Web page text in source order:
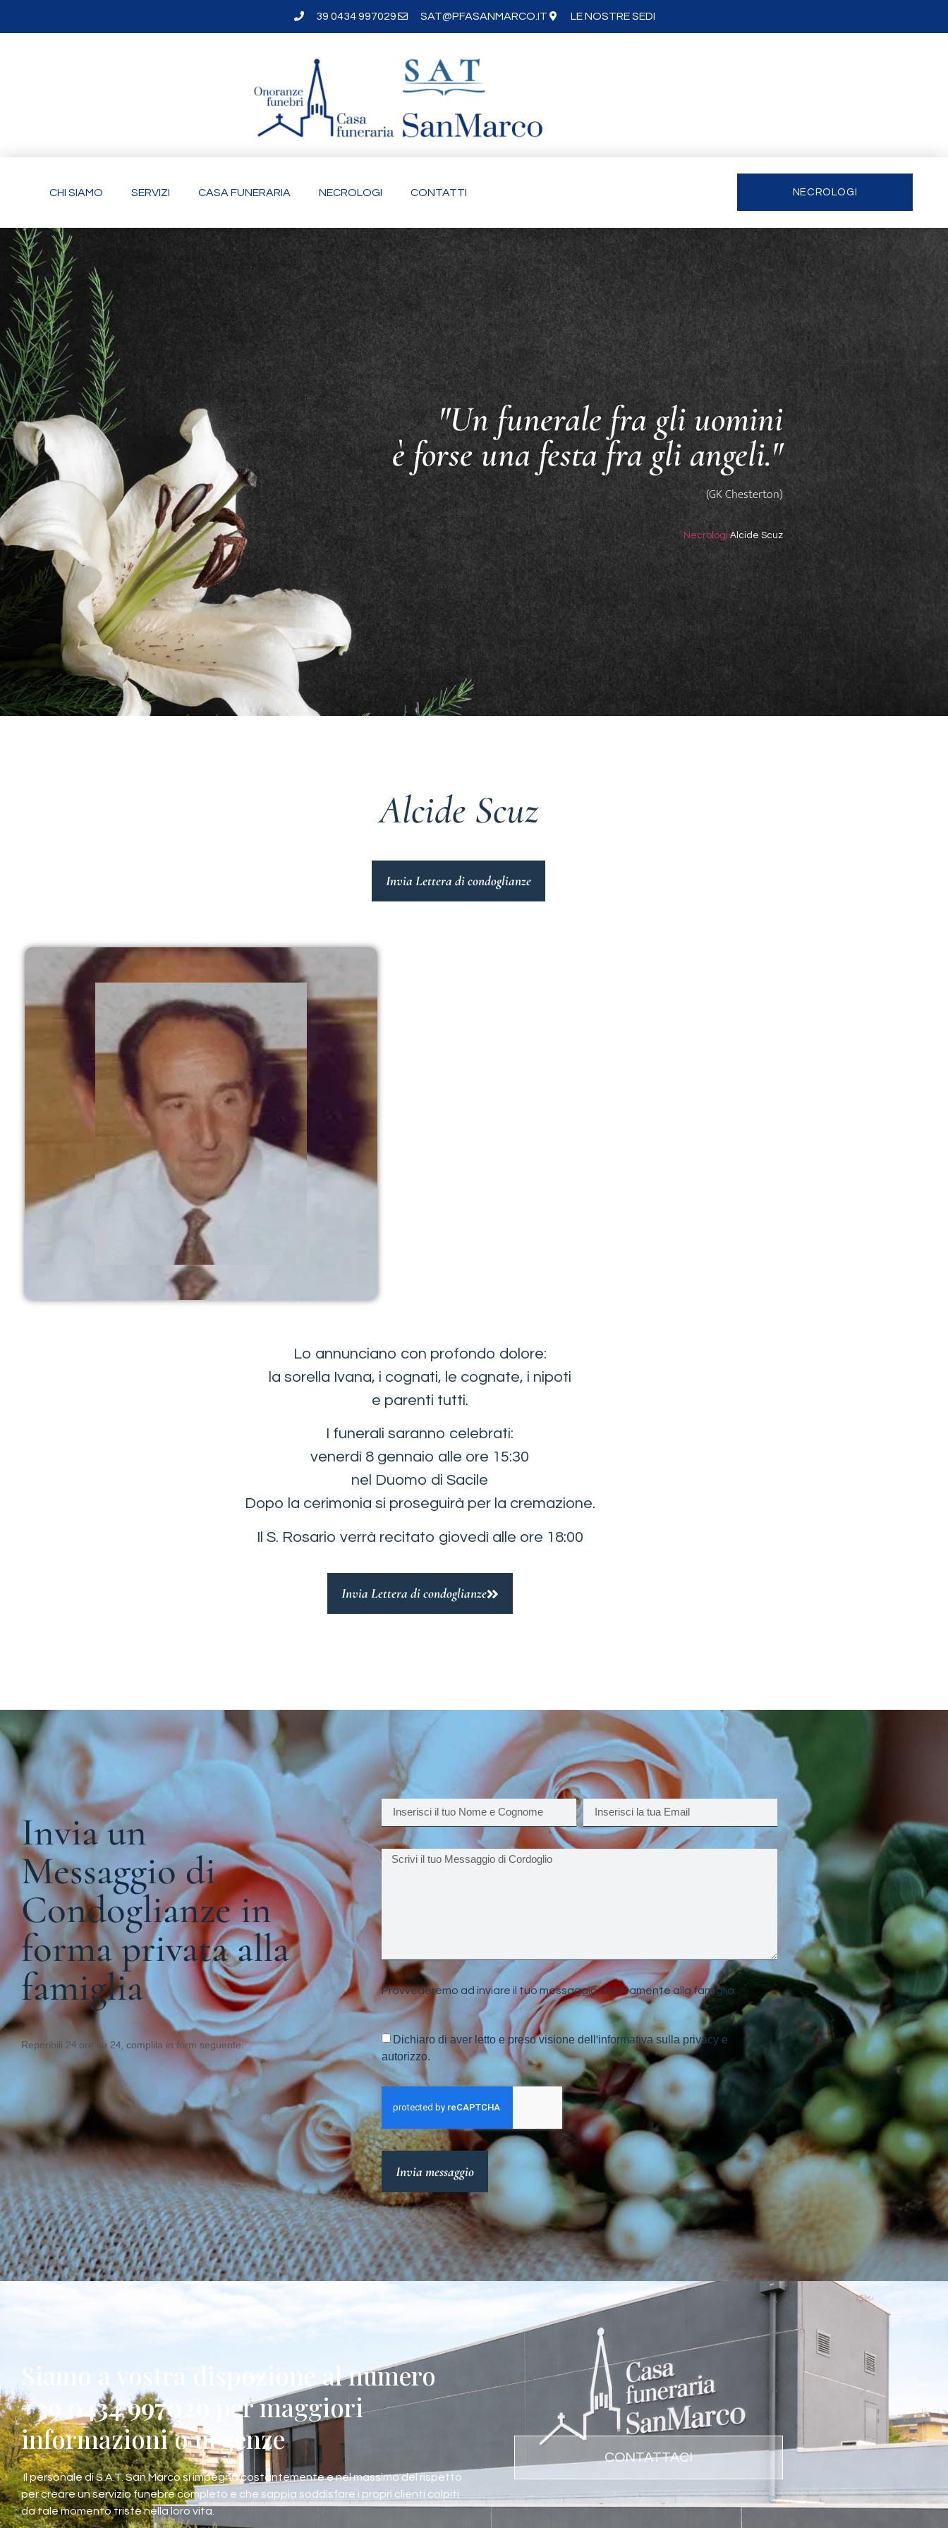
39 0434 997029 SAT@PFASANMARCO.IT LE NOSTRE SEDI
CHI SIAMO SERVIZI CASA FUNERARIA NECROLOGI CONTATTI NECROLOGI
"Un funerale fra gli uomini
è forse una festa fra gli angeli."
(GK Chesterton)
Necrologi Alcide Scuz
Alcide Scuz
Invia Lettera di condoglianze
Lo annunciano con profondo dolore:
la sorella Ivana, i cognati, le cognate, i nipoti
e parenti tutti.
I funerali saranno celebrati:
venerdì 8 gennaio alle ore 15:30
nel Duomo di Sacile
Dopo la cerimonia si proseguirà per la cremazione.
Il S. Rosario verrà recitato giovedì alle ore 18:00
Invia Lettera di condoglianze
Invia un
Messaggio di
Condoglianze in
forma privata alla
famiglia
Reperibili 24 ore su 24, complila in form seguente.
Provvederemo ad inviare il tuo messaggio direttamente alla famiglia.
Dichiaro di aver letto e preso visione dell'informativa sulla privacy e
autorizzo.
Invia messaggio
Siamo a vostra dispozione al numero
+39 0434 997029
per maggiori
informazioni o urgenze
Il personale di S.A.T. San Marco si impegna costantemente e nel massimo del rispetto
per creare un servizio funebre completo e che sappia soddisfare i propri clienti colpiti
da tale momento triste nella loro vita.
CONTATTACI